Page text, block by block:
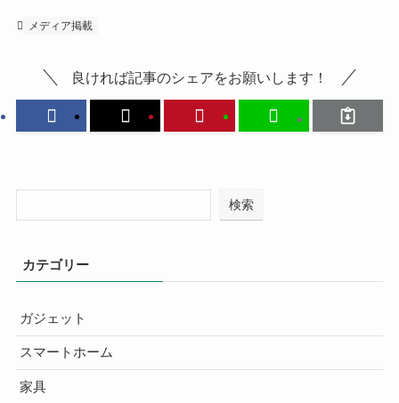
メディア掲載
良ければ記事のシェアをお願いします！
検索
カテゴリー
ガジェット
スマートホーム
家具